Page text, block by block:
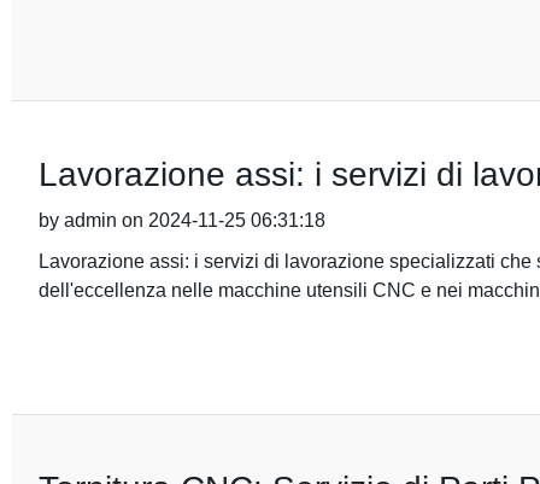
Lavorazione assi: i servizi di
by admin on 2024-11-25 06:31:18
Lavorazione assi: i servizi di lavorazione specializzati
dell'eccellenza nelle macchine utensili CNC e nei